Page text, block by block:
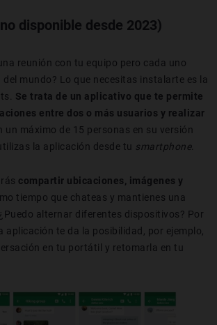
disponible desde 2023)
reunión con tu equipo pero cada uno
mundo? Lo que necesitas instalarte es la
Se trata de un aplicativo que te permite
entre dos o más usuarios y realizar
un máximo de 15 personas en su versión
la aplicación desde tu smartphone.
compartir ubicaciones, imágenes y
tiempo que chateas y mantienes una
alternar diferentes dispositivos? Por
aplicación te da la posibilidad, por ejemplo,
en tu portátil y retomarla en tu